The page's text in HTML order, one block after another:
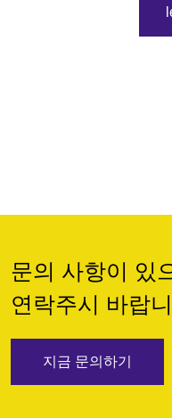
문의 사항이 있
연락주시 바랍
지금 문의하기